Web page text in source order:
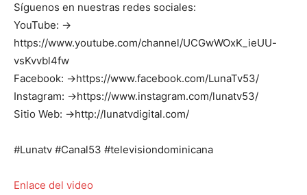
Síguenos en nuestras redes sociales:
YouTube: →
https://www.youtube.com/channel/UCGwWOxK_ieUU-
vsKvvbl4fw
Facebook: →https://www.facebook.com/LunaTv53/
Instagram: →https://www.instagram.com/lunatv53/
Sitio Web: →http://lunatvdigital.com/
#Lunatv #Canal53 #televisiondominicana
Enlace del video